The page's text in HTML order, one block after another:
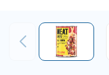
Ankstesnis